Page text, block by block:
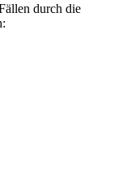
durch die